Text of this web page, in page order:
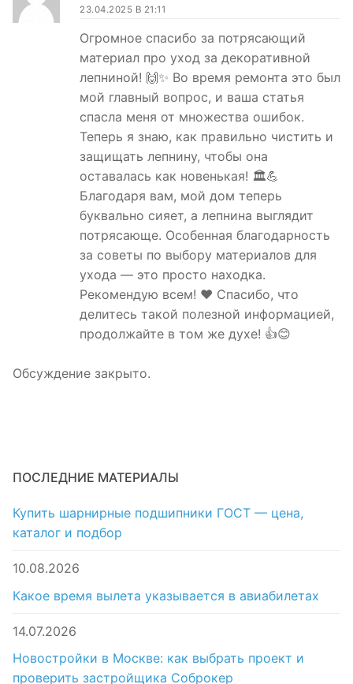
23.04.2025 В 21:11
Огромное спасибо за потрясающий
материал про уход за декоративной
лепниной! 🙌✨ Во время ремонта это был
мой главный вопрос, и ваша статья
спасла меня от множества ошибок.
Теперь я знаю, как правильно чистить и
защищать лепнину, чтобы она
оставалась как новенькая! 🏛️💪
Благодаря вам, мой дом теперь
буквально сияет, а лепнина выглядит
потрясающе. Особенная благодарность
за советы по выбору материалов для
ухода — это просто находка.
Рекомендую всем! ❤️ Спасибо, что
делитесь такой полезной информацией,
продолжайте в том же духе! 👍😊
Обсуждение закрыто.
ПОСЛЕДНИЕ МАТЕРИАЛЫ
Купить шарнирные подшипники ГОСТ — цена,
каталог и подбор
10.08.2026
Какое время вылета указывается в авиабилетах
14.07.2026
Новостройки в Москве: как выбрать проект и
проверить застройщика Соброкер